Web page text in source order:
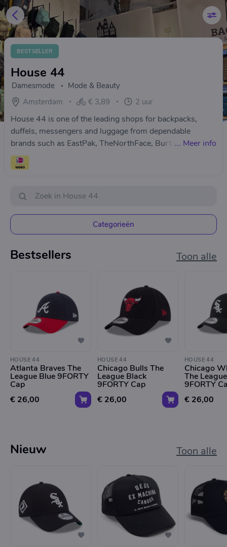
BESTSELLER
House 44
Damesmode
Mode & Beauty
Amsterdam
€ 3,89 2 uur
House 44 is one of the leading shops for backpacks,
duffels, messengers and luggage from dependable
brands such as EastPak, TheNorthFace, Burton, Vans,
MiPac, Calvin Klein, Samsonite, Vaude, Ortlieb, Plevier
and much more… You will also find many bags on sale in
experience in the fashionworld Baghouse Amsterdam is
... Meer info
Categorieën
Bestsellers Toon alle
HOUSE 44
Atlanta Braves The
League Blue 9FORTY
Cap
€ 26,00
HOUSE 44
Chicago Bulls The
League Black
9FORTY Cap
€ 26,00
HOUSE 44
Chicago
The
9FORTY
€ 26,00
Nieuw Toon alle